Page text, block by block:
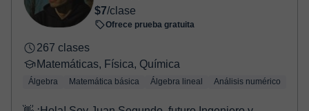
$7/clase
Ofrece prueba gratuita
267 clases
Matemáticas, Física, Química
Álgebra Matemática básica Álgebra lineal Análisis numérico